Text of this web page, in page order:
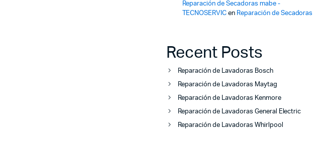
Reparación de Secadoras mabe -
TECNOSERVIC en Reparación de Secadoras
Recent Posts
Reparación de Lavadoras Bosch
Reparación de Lavadoras Maytag
Reparación de Lavadoras Kenmore
Reparación de Lavadoras General Electric
Reparación de Lavadoras Whirlpool